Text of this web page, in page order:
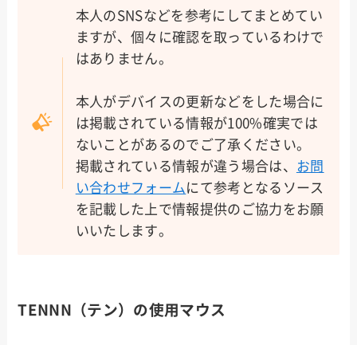
本人のSNSなどを参考にしてまとめてい
ますが、個々に確認を取っているわけで
はありません。
本人がデバイスの更新などをした場合に
は掲載されている情報が100%確実では
ないことがあるのでご了承ください。
掲載されている情報が違う場合は、
お問
い合わせフォーム にて参考となるソース
を記載した上で情報提供のご協力をお願
いいたします。
TENNN（テン）の使用マウス